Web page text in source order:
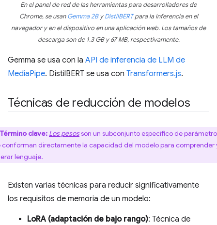
En el panel de red de las herramientas para desarrolladores de
Chrome, se usanGemma 2ByDistilBERTpara la inferencia en el
navegador y en el dispositivo en una aplicación web. Los tamaños de
descarga son de 1.3 GB y 67 MB, respectivamente.
Gemma se usa con la API de inferencia de LLM de
MediaPipe. DistilBERT se usa con Transformers.js.
Técnicas de reducción de modelos
Término clave: Los pesosson un subconjunto específico de
conforman directamente la capacidad del modelo para comprender
lenguaje.
Existen varias técnicas para reducir significativamente
los requisitos de memoria de un modelo:
LoRA (adaptación de bajo rango): Técnica de